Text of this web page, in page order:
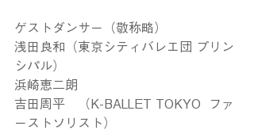
ゲストダンサー（敬称略）
浅田良和（東京シティバレエ団 プリン
シパル）
浜崎恵二朗
吉田周平　（K-BALLET TOKYO  ファ
ーストソリスト）